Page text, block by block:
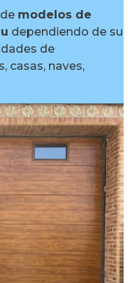
modelos de
dependiendo de su
de
casas, naves,